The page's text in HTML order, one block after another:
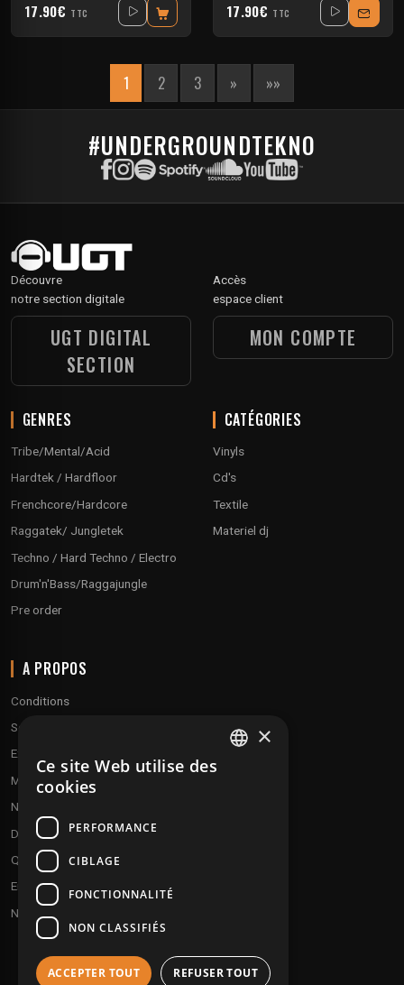
17.90€ TTC 17.90€ TTC
1 2 3 » »»
#UNDERGROUNDTEKNO
Découvre
notre section digitale
UGT DIGITAL
SECTION
Accès
espace client
MON COMPTE
GENRES
Tribe/Mental/Acid
Hardtek / Hardfloor
Frenchcore/Hardcore
Raggatek/ Jungletek
Techno / Hard Techno / Electro
Drum'n'Bass/Raggajungle
Pre order
CATÉGORIES
Vinyls
Cd's
Textile
Materiel dj
A PROPOS
Conditions
Service client
Expédition & retours
Modes de paiement
Notre programme de fidélité
Disques cadeaux
Qui sommes-nous ?
Envoyez vos démos
Nous contacter
×
Ce site Web utilise des
cookies
PERFORMANCE
CIBLAGE
FONCTIONNALITÉ
NON CLASSIFIÉS
ACCEPTER TOUT REFUSER TOUT